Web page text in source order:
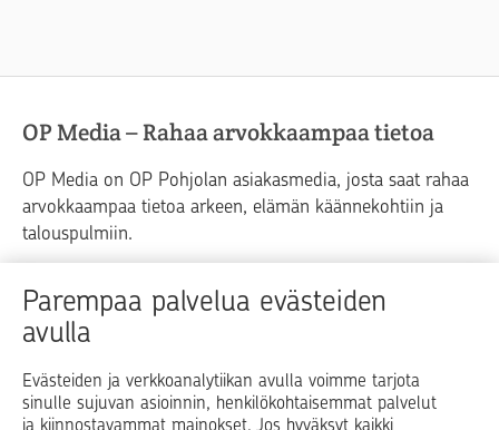
Parempaa palvelua evästeiden
avulla
Evästeiden ja verkkoanalytiikan avulla voimme tarjota
sinulle sujuvan asioinnin, henkilökohtaisemmat palvelut
ja kiinnostavammat mainokset. Jos hyväksyt kaikki
OP Media – Rahaa arvokkaampaa tietoa
OP Media on OP Pohjolan asiakasmedia, josta saat rahaa
arvokkaampaa tietoa arkeen, elämän käännekohtiin ja
talouspulmiin.
Raha Elämä
Yrityselämä
Blogit ja puheenvuorot
Op.fi OP Koti Pohjola Vahinkoapu